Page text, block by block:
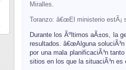
Miralles.
Toranzo: â€œEl ministerio estÃ¡
Durante los Ãºltimos aÃ±os, la
resultados. â€œAlguna
por una mala planificaciÃ³n
sitios en los que la situaciÃ³n es